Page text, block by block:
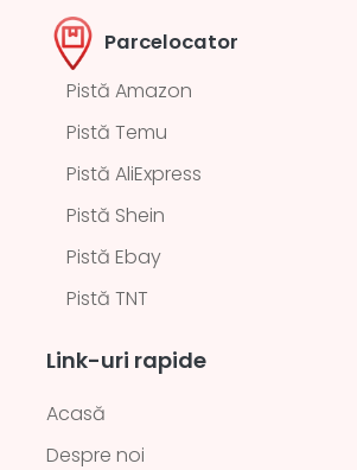
Parcelocator
Pistă Amazon
Pistă Temu
Pistă AliExpress
Pistă Shein
Pistă Ebay
Pistă TNT
Link-uri rapide
Acasă
Despre noi